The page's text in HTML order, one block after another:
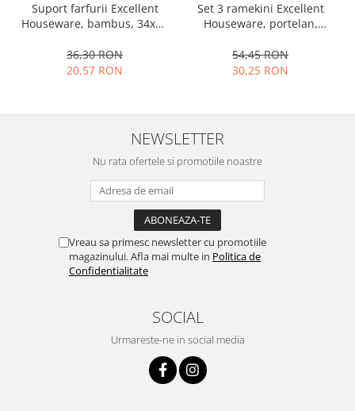
Suport farfurii Excellent
Houseware, bambus, 34x12
36,30 RON
20,57 RON
Set 3 ramekini Excellent
Houseware, portelan,
54,45 RON
30,25 RON
NEWSLETTER
Nu rata ofertele si promotiile noastre
Vreau sa primesc newsletter cu promotiile
magazinului. Afla mai multe in Politica de
Confidentialitate
SOCIAL
Urmareste-ne in social media